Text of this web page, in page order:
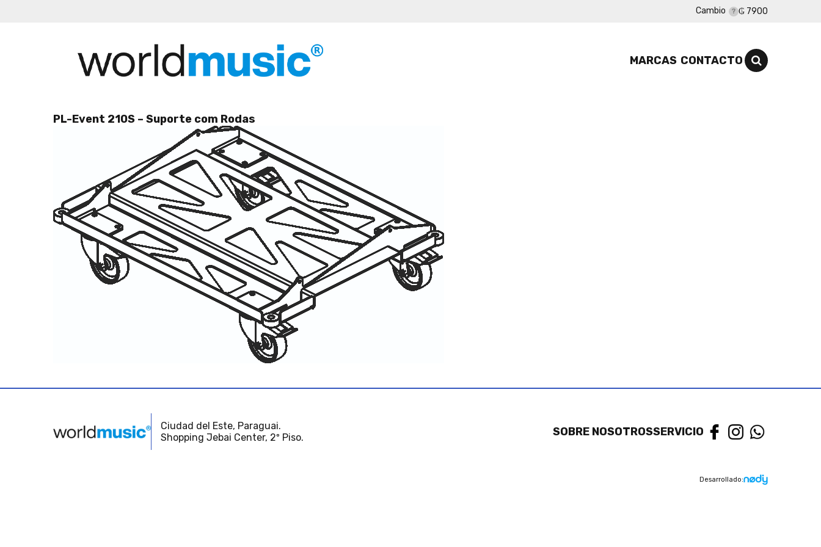
Cambio ₲ 7900
MARCAS CONTACTO
PL-Event 210S – Suporte com Rodas
Ciudad del Este, Paraguai.
Shopping Jebai Center, 2º Piso.
SOBRE NOSOTROSSERVICIO
Desarrollado: